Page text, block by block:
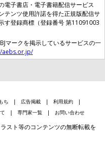
電子書店・電子書籍配信サービス
テンツ使用許諾を得た正規版配信サ
す登録商標（登録番号 第11091003
マークを掲示しているサービスの一
aebs.or.jp/
ち 広告掲載
利用規約
専門家一覧 お問い合わせ
スト等のコンテンツの無断転載を